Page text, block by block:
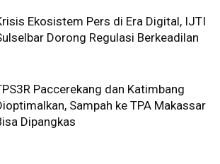
Ekosistem Pers di Era Digital, IJTI
Dorong Regulasi Berkeadilan
Paccerekang dan Katimbang
Sampah ke TPA Makassar
Dipangkas